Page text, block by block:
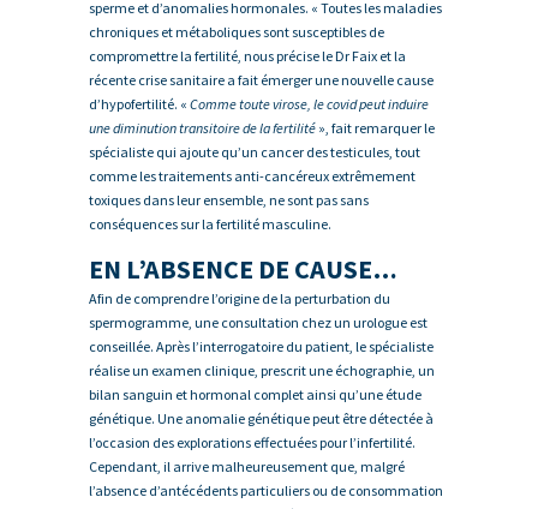
sperme et d’anomalies hormonales. « Toutes les maladies
chroniques et métaboliques sont susceptibles de
compromettre la fertilité, nous précise le Dr Faix et la
récente crise sanitaire a fait émerger une nouvelle cause
d’hypofertilité. « Comme toute virose, le covid peut induire
une diminution transitoire de la fertilité », fait remarquer le
spécialiste qui ajoute qu’un cancer des testicules, tout
comme les traitements anti-cancéreux extrêmement
toxiques dans leur ensemble, ne sont pas sans
conséquences sur la fertilité masculine.
EN L’ABSENCE DE CAUSE…
Afin de comprendre l’origine de la perturbation du
spermogramme, une consultation chez un urologue est
conseillée. Après l’interrogatoire du patient, le spécialiste
réalise un examen clinique, prescrit une échographie, un
bilan sanguin et hormonal complet ainsi qu’une étude
génétique. Une anomalie génétique peut être détectée à
l’occasion des explorations effectuées pour l’infertilité.
Cependant, il arrive malheureusement que, malgré
l’absence d’antécédents particuliers ou de consommation